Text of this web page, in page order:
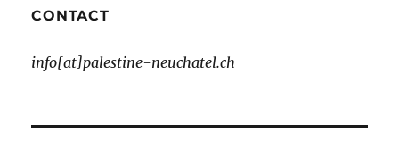
CONTACT
info[at]palestine-neuchatel.ch